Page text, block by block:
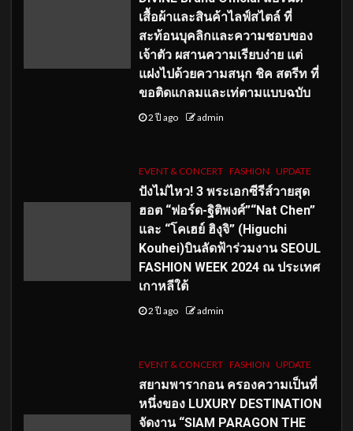
เสื้อผ้าและสินค้าไลฟ์สไตล์ ที่
สะท้อนบุคลิกและความชอบของ
เจ้าตัว ผสานความเรียบง่าย แต่
แฝงไปด้วยความสนุก ชิค สตรีท ที่
ขอติดแกลมและเท่ตามแบบฉบับ
2 ปี ago admin
EVENT & CONCERT FASHION UPDATE
ปังไม่ไหว! 3 พระเอกซีรีส์วายสุด
ฮอต “ฟอร์ด-ฐิติพงศ์”“Nat Chen”
และ “โคเฮย์ ฮิงุจิ” (Higuchi
Kouhei)บินลัดฟ้าร่วมงาน SEOUL
FASHION WEEK 2024 ณ ประเทศ
เกาหลีใต้
2 ปี ago admin
EVENT & CONCERT FASHION UPDATE
สยามพารากอน ครองความเป็นที่
หนึ่งของ LUXURY DESTINATION
จัดงาน “SIAM PARAGON THE